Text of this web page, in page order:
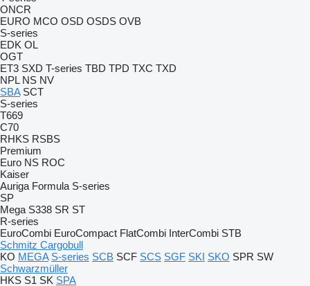
ONCR
EURO MCO OSD OSDS OVB
S-series
EDK OL
OGT
ET3 SXD T-series TBD TPD TXC TXD
NPL NS NV
SBA SCT
S-series
T669
C70
RHKS RSBS
Premium
Euro NS ROC
Kaiser
Auriga Formula S-series
SP
Mega S338 SR ST
R-series
EuroCombi EuroCompact FlatCombi InterCombi STB
Schmitz Cargobull
KO MEGA S-series SCB SCF SCS SGF SKI SKO SPR SW
Schwarzmüller
HKS S1 SK SPA